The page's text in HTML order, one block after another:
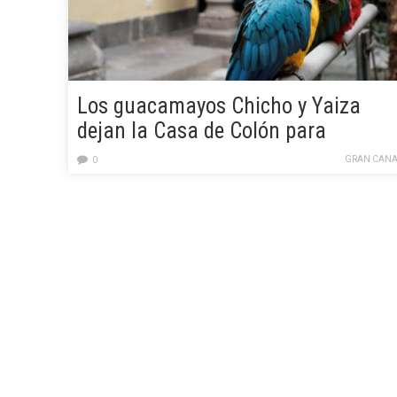
Los guacamayos Chicho y Yaiza
dejan la Casa de Colón para
garantizar su bienestar
GRAN
0